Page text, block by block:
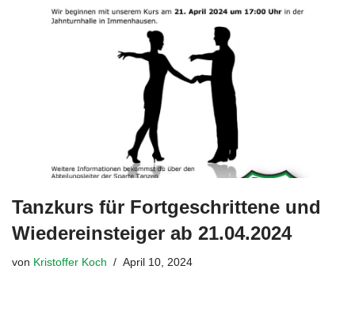
Tanzkurs für Fortgeschrittene und
Wiedereinsteiger ab 21.04.2024
von Kristoffer Koch April 10, 2024